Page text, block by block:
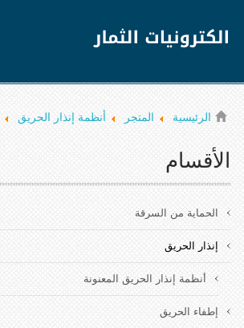
الرئيسية المتجر أنظمة إنذار الحريق
الأقسام
الحماية من السرقة
إنذار الحريق
أنظمة إنذار الحريق المعنونة
إطفاء الحريق